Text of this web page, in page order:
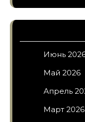
Июнь
Май 2026
Апрель
Март 2026